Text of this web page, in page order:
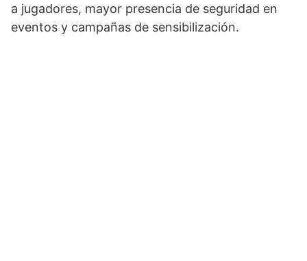
a jugadores, mayor presencia de seguridad en
eventos y campañas de sensibilización.